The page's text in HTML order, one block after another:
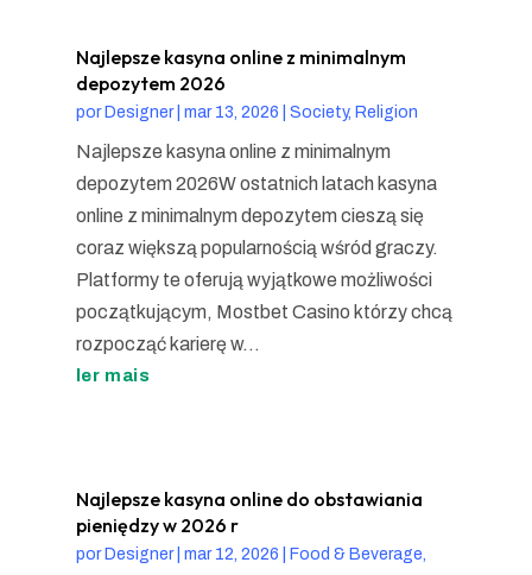
Najlepsze kasyna online z minimalnym
depozytem 2026
porDesigner| mar 13, 2026 Society, Religion
Najlepsze kasyna online z minimalnym
depozytem 2026W ostatnich latach kasyna
online z minimalnym depozytem cieszą się
coraz większą popularnością wśród graczy.
Platformy te oferują wyjątkowe możliwości
początkującym, Mostbet Casino którzy chcą
rozpocząć karierę w...
ler mais
Najlepsze kasyna online do obstawiania
pieniędzy w 2026 r
porDesigner| mar 12, 2026
Food & Beverage,